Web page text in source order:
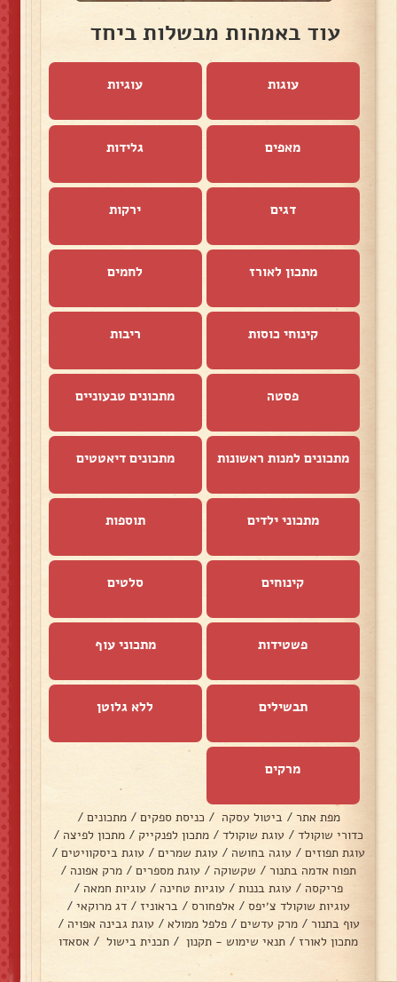
עוד באמהות מבשלות ביחד
עוגות עוגיות
מאפים גלידות
דגים ירקות
מתכון לאורז לחמים
קינוחי כוסות ריבות
פסטה מתכונים טבעוניים
מתכונים למנות ראשונות מתכונים דיאטטים
מתכוני ילדים תוספות
קינוחים סלטים
פשטידות מתכוני עוף
תבשילים ללא גלוטן
מרקים
מפת אתר / ביטול עסקה / כניסת ספקים / מתכונים /
כדורי שוקולד / עוגת שוקולד / מתכון לפנקייק / מתכון לפיצה /
עוגת תפוזים / עוגה בחושה / עוגת שמרים / עוגת ביסקוויטים /
תפוח אדמה בתנור / שקשוקה / עוגת מספרים / מרק אפונה /
פריקסה / עוגת בננות / עוגיות טחינה / עוגיות חמאה /
עוגיות שוקולד צ׳יפס / אלפחורס / בראוניז / דג מרוקאי /
עוף בתנור / מרק עדשים / פלפל ממולא / עוגת גבינה אפויה /
מתכון לאורז / תנאי שימוש - תקנון / תכנית בישול / אסאדו